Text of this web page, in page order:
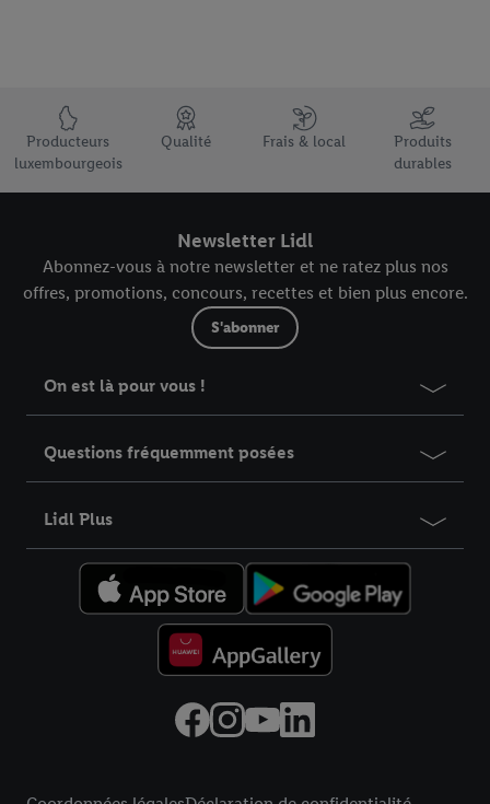
Élément du pied de page avec les USPs de Lidl Luxembourg
Producteurs
luxembourgeois
Qualité Frais & local
Produits
durables
Newsletter Lidl
Abonnez-vous à notre newsletter et ne ratez plus nos
offres, promotions, concours, recettes et bien plus encore.
S'abonner
On est là pour vous !
Questions fréquemment posées
Lidl Plus